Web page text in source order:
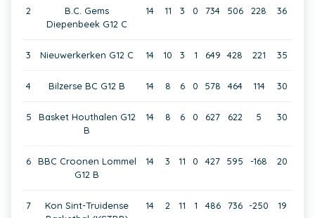
2
B.C. Gems
Diepenbeek G12 C
14 11 3 0 734 506 228 36
3 Nieuwerkerken G12 C 14 10 3 1 649 428 221 35
4 Bilzerse BC G12 B 14 8 6 0 578 464 114 30
5
Basket Houthalen G12
B
14 8 6 0 627 622 5 30
6
BBC Croonen Lommel
G12 B
14 3 11 0 427 595 -168 20
7
Kon Sint-Truidense
14 2 11 1 486 736 -250 19